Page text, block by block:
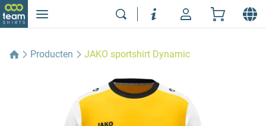
Producten JAKO sportshirt Dynamic